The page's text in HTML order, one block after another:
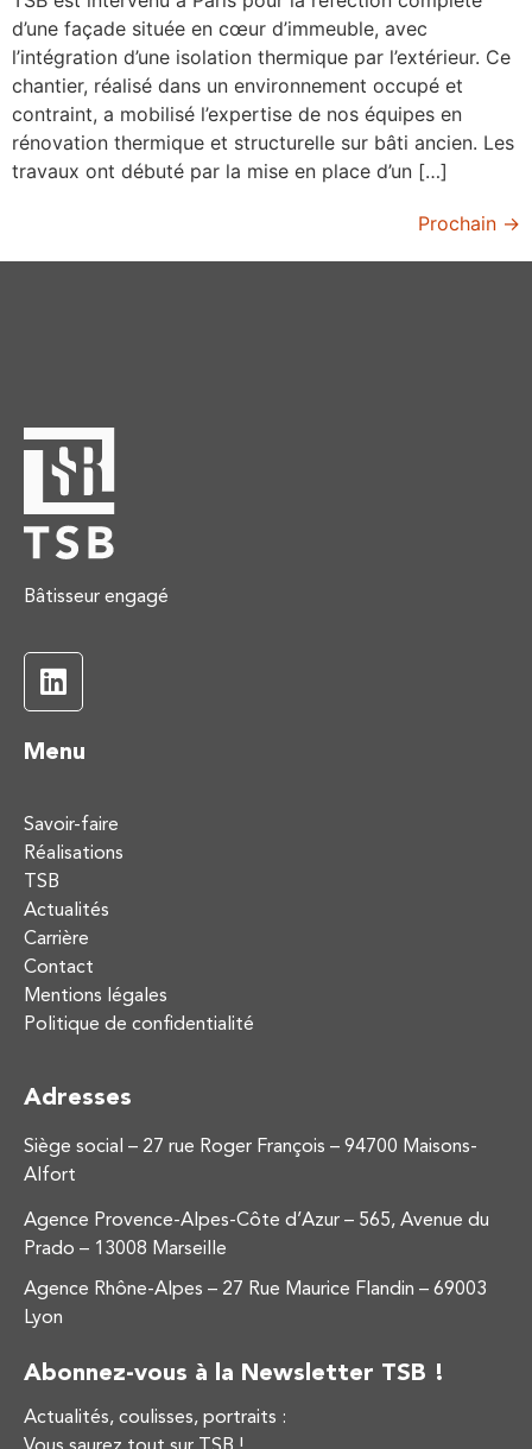
d’une façade située en cœur d’immeuble, avec
l’intégration d’une isolation thermique par l’extérieur. Ce
chantier, réalisé dans un environnement occupé et
contraint, a mobilisé l’expertise de nos équipes en
rénovation thermique et structurelle sur bâti ancien. Les
travaux ont débuté par la mise en place d’un […]
Prochain →
Bâtisseur engagé
Menu
Savoir-faire
Réalisations
TSB
Actualités
Carrière
Contact
Mentions légales
Politique de confidentialité
Adresses
Siège social – 27 rue Roger François – 94700 Maisons-
Alfort
Agence Provence-Alpes-Côte d’Azur – 565, Avenue du
Prado – 13008 Marseille
Agence Rhône-Alpes – 27 Rue Maurice Flandin – 69003
Lyon
Abonnez-vous à la Newsletter TSB !
Actualités, coulisses, portraits :